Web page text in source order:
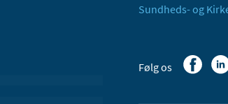
Sundheds- og
Følg os